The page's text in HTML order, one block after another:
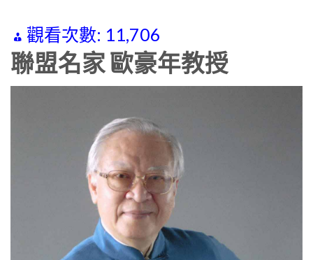
觀看次數: 11,706
聯盟名家 歐豪年教授